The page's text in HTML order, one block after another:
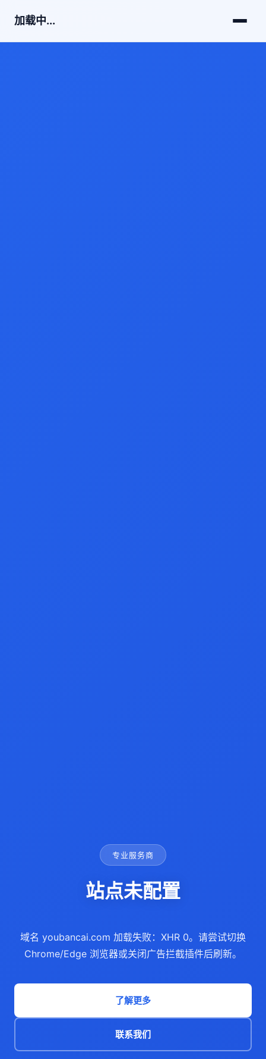
加载中...
专业服务商
站点未配置
域名 youbancai.com 加载失败：XHR 0。请尝试切换
Chrome/Edge 浏览器或关闭广告拦截插件后刷新。
了解更多
联系我们